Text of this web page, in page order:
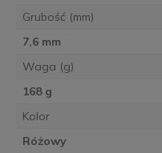
Grubość (mm)
7,6 mm
Waga (g)
168 g
Kolor
Różowy